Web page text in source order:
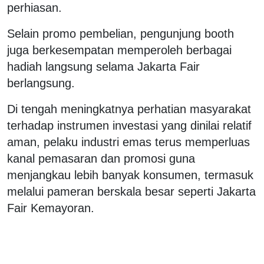
perhiasan.
Selain promo pembelian, pengunjung booth
juga berkesempatan memperoleh berbagai
hadiah langsung selama Jakarta Fair
berlangsung.
Di tengah meningkatnya perhatian masyarakat
terhadap instrumen investasi yang dinilai relatif
aman, pelaku industri emas terus memperluas
kanal pemasaran dan promosi guna
menjangkau lebih banyak konsumen, termasuk
melalui pameran berskala besar seperti Jakarta
Fair Kemayoran.